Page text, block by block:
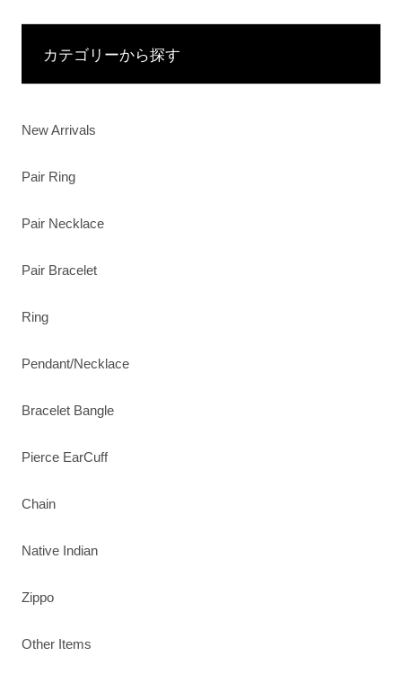
カテゴリーから探す
New Arrivals
Pair Ring
Pair Necklace
Pair Bracelet
Ring
Pendant/Necklace
Bracelet Bangle
Pierce EarCuff
Chain
Native Indian
Zippo
Other Items